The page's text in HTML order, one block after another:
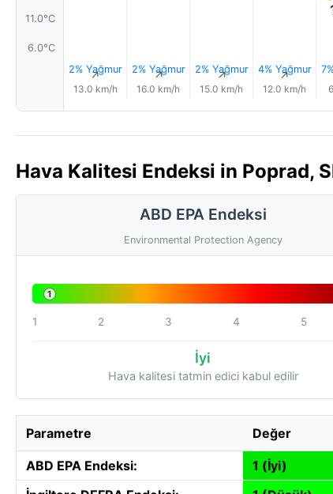
11.0°C
6.0°C
2% Yağmur
↑
13.0 km/h
2% Yağmur
↑
16.0 km/h
2% Yağmur
↑
15.0 km/h
4% Yağmur
↑
12.0 km/h
Hava Kalitesi Endeksi in Poprad,
ABD EPA Endeksi
Environmental Protection Agency
1
1 2 3 4 5
İyi
Hava kalitesi tatmin edici kabul edilir
Parametre Değer
ABD EPA Endeksi:
1 (İyi)